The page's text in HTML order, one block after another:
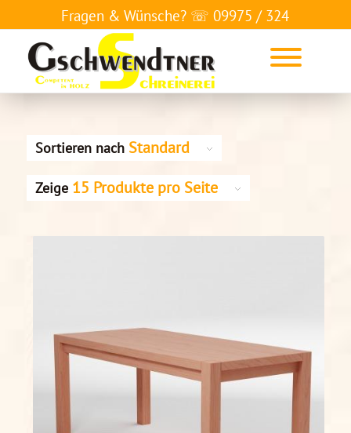
Fragen & Wünsche? ☏09975 / 324
Sortieren nach Standard
Zeige 15 Produkte pro Seite